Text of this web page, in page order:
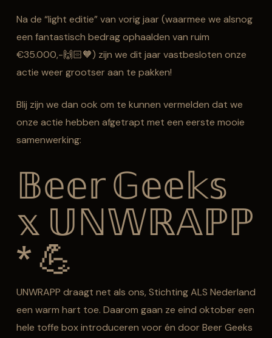
Na de “light editie” van vorig jaar (waarmee we alsnog
een fantastisch bedrag ophaalden van ruim
€35.000,-🙌🏻🧡) zijn we dit jaar vastbesloten onze
actie weer grootser aan te pakken!
Blij zijn we dan ook om te kunnen vermelden dat we
onze actie hebben afgetrapt met een eerste mooie
samenwerking:
𝔹𝕖𝕖𝕣 𝔾𝕖𝕖𝕜𝕤
𝕩 𝕌ℕ𝕎ℝ𝔸ℙℙ
* 💪
UNWRAPP draagt net als ons, Stichting ALS Nederland
een warm hart toe. Daarom gaan ze eind oktober een
hele toffe box introduceren voor én door Beer Geeks